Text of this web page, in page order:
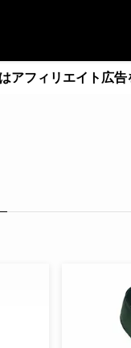
アフィリエイト広告